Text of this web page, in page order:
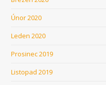
Únor 2020
Leden 2020
Prosinec 2019
Listopad 2019